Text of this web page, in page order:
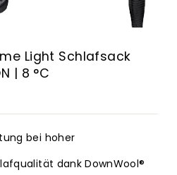
Light Schlafsack
| 8 °C
bei hoher
dank DownWool®